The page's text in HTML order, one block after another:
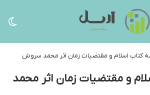
کتاب اسلام و مقتضیات زمان اثر محمد سروش
و مقتضیات زمان اثر محمد